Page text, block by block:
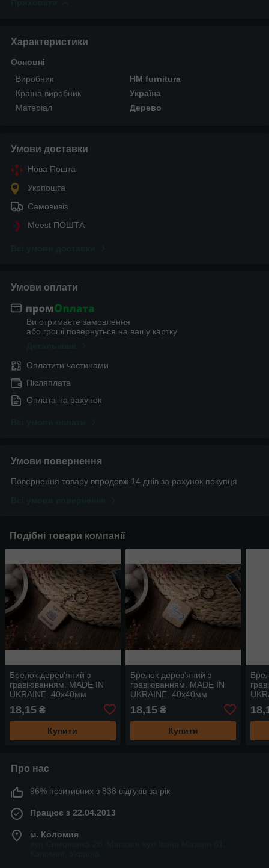
Характеристики
Основні
Виробник
HM furnitura
Країна виробник
Україна
Матеріал
Дерево
Умови доставки
Нова Пошта
Укрпошта
Самовивіз
Meest ПОШТА
Умови оплати
Ви отримаєте замовлення
або гроші повернуться на вашу картку
Оплатити частинами
Післяплата
Оплата на рахунок
Умови повернення
Повернення товару впродовж 14 днів за рахунок покупця
Подібні товари компанії
Брелок дерев'яний з
гравіюванням. MADE IN
UKRAINE. 40х40мм
18,15 ₴
Купити
Брелок дерев'яний з
гравіюванням. MADE IN
UKRAINE. 40х40мм
18,15₴
Купити
Про нас
96% позитивних з 838 відгуків за рік
Працює з 22.04.2013
м. Коломия